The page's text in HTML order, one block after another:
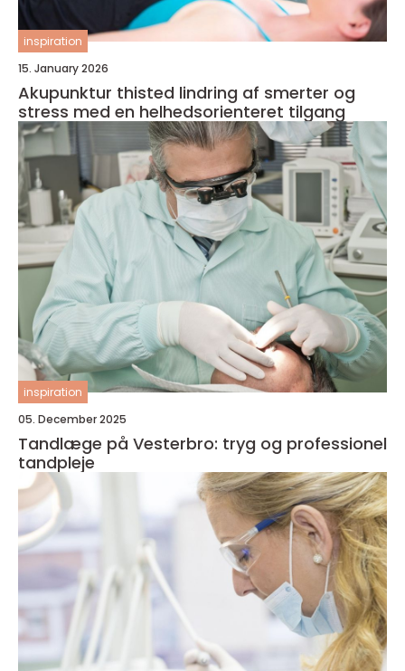
inspiration
15. January 2026
Akupunktur thisted lindring af smerter og
stress med en helhedsorienteret tilgang
inspiration
05. December 2025
Tandlæge på Vesterbro: tryg og professionel
tandpleje